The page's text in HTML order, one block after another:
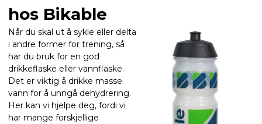
hos Bikable
Når du skal ut å sykle eller delta
i andre former for trening, så
har du bruk for en god
drikkeflaske eller vannflaske.
Det er viktig å drikke masse
vann for å unngå dehydrering.
Her kan vi hjelpe deg, fordi vi
har mange forskjellige